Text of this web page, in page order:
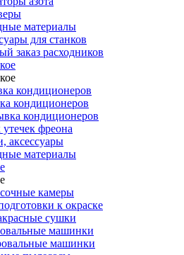
материалы
для станков
заказ расходников
кондиционеров
кондиционеров
кондиционеров
фреона
аксессуары
материалы
камеры
к окраске
сушки
машинки
машинки